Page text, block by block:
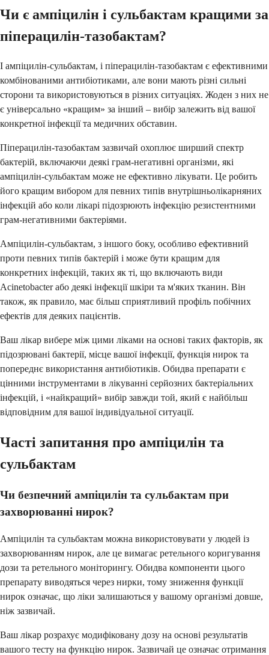
Чи є ампіцилін і сульбактам кращими за
піперацилін-тазобактам?
І ампіцилін-сульбактам, і піперацилін-тазобактам є ефективними
комбінованими антибіотиками, але вони мають різні сильні
сторони та використовуються в різних ситуаціях. Жоден з них не
є універсально «кращим» за інший – вибір залежить від вашої
конкретної інфекції та медичних обставин.
Піперацилін-тазобактам зазвичай охоплює ширший спектр
бактерій, включаючи деякі грам-негативні організми, які
ампіцилін-сульбактам може не ефективно лікувати. Це робить
його кращим вибором для певних типів внутрішньолікарняних
інфекцій або коли лікарі підозрюють інфекцію резистентними
грам-негативними бактеріями.
Ампіцилін-сульбактам, з іншого боку, особливо ефективний
проти певних типів бактерій і може бути кращим для
конкретних інфекцій, таких як ті, що включають види
Acinetobacter або деякі інфекції шкіри та м'яких тканин. Він
також, як правило, має більш сприятливий профіль побічних
ефектів для деяких пацієнтів.
Ваш лікар вибере між цими ліками на основі таких факторів, як
підозрювані бактерії, місце вашої інфекції, функція нирок та
попереднє використання антибіотиків. Обидва препарати є
цінними інструментами в лікуванні серйозних бактеріальних
інфекцій, і «найкращий» вибір завжди той, який є найбільш
відповідним для вашої індивідуальної ситуації.
Часті запитання про ампіцилін та
сульбактам
Чи безпечний ампіцилін та сульбактам при
захворюванні нирок?
Ампіцилін та сульбактам можна використовувати у людей із
захворюванням нирок, але це вимагає ретельного коригування
дози та ретельного моніторингу. Обидва компоненти цього
препарату виводяться через нирки, тому зниження функції
нирок означає, що ліки залишаються у вашому організмі довше,
ніж зазвичай.
Ваш лікар розрахує модифіковану дозу на основі результатів
вашого тесту на функцію нирок. Зазвичай це означає отримання